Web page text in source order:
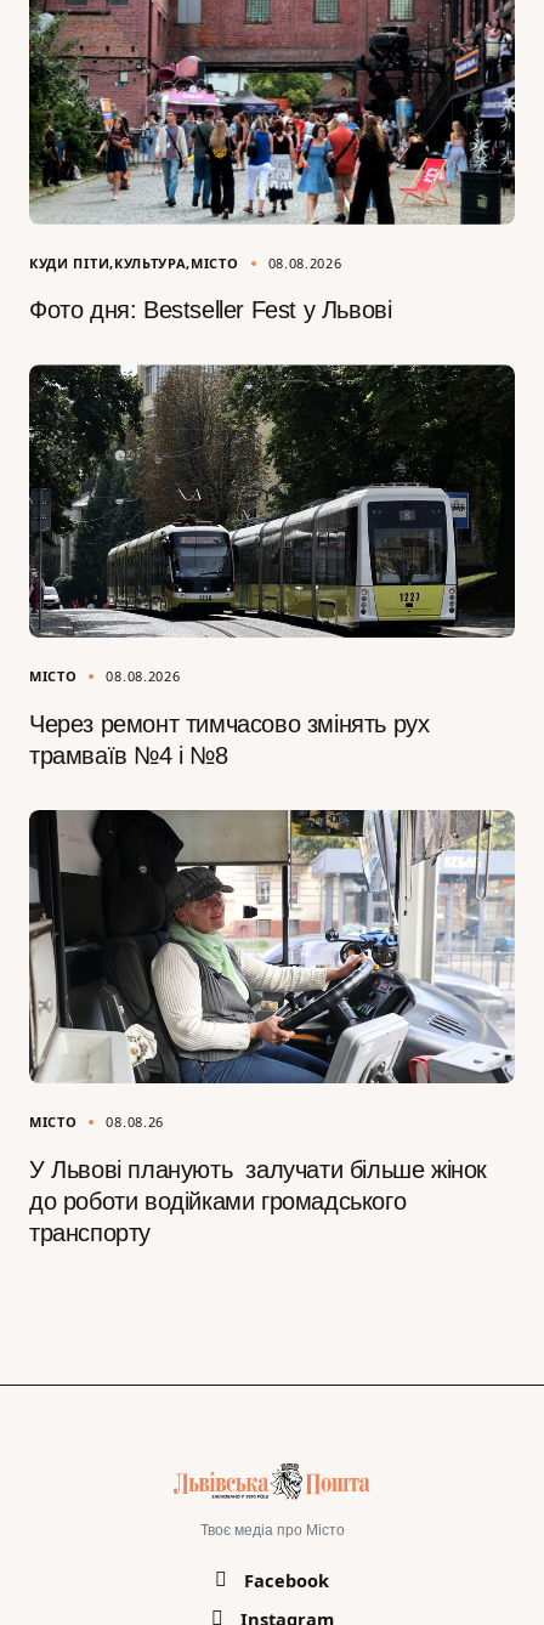
КУДИ ПІТИ КУЛЬТУРА МІСТО 08.08.2026
Фото дня: Bestseller Fest у Львові
МІСТО 08.08.2026
Через ремонт тимчасово змінять рух
трамваїв №4 і №8
МІСТО 08.08.26
У Львові планують залучати більше жінок
до роботи водійками громадського
транспорту
Твоє медіа про Місто
Facebook
Instagram